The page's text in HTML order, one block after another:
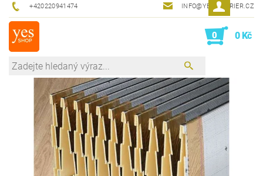
+420220941474 INFO@YESINTERIER.CZ
0 0 Kč